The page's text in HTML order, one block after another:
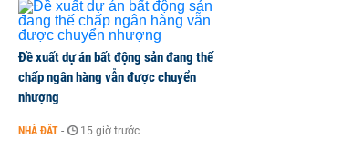
Đề xuất dự án bất động sản đang thế
chấp ngân hàng vẫn được chuyển
nhượng
NHÀ ĐẤT - 15 giờ trước